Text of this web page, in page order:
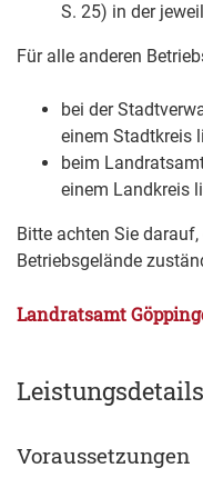
S. 25) in der
Für alle anderen
bei der
einem Stadtkreis
beim
einem Landkreis
Bitte achten Sie
Betriebsgelände
Landratsamt
Leistungsdetails
Voraussetzungen